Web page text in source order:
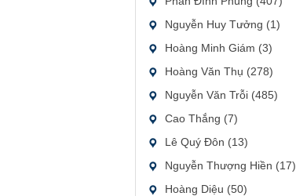
Nguyễn Huy Tưởng (1)
Hoàng Minh Giám (3)
Hoàng Văn Thụ (278)
Nguyễn Văn Trỗi (485)
Cao Thắng (7)
Lê Quý Đôn (13)
Nguyễn Thượng Hiền (17)
Hoàng Diệu (50)